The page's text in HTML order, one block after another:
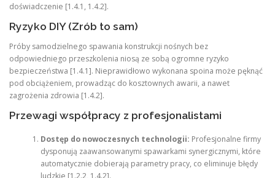
doświadczenie [1.4.1, 1.4.2].
Ryzyko DIY (Zrób to sam)
Próby samodzielnego spawania konstrukcji nośnych bez
odpowiedniego przeszkolenia niosą ze sobą ogromne ryzyko
bezpieczeństwa [1.4.1]. Nieprawidłowo wykonana spoina może pęknąć
pod obciążeniem, prowadząc do kosztownych awarii, a nawet
zagrożenia zdrowia [1.4.2].
Przewagi współpracy z profesjonalistami
Dostęp do nowoczesnych technologii: Profesjonalne firmy
dysponują zaawansowanymi spawarkami synergicznymi, które
automatycznie dobierają parametry pracy, co eliminuje błędy
ludzkie [1.2.2, 1.4.2].